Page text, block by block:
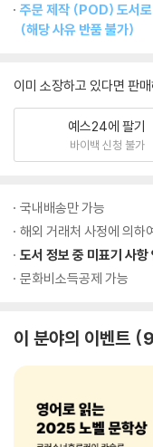
주문 제작 (POD) 도서로
(해당 사유 반품 불가)
이미 소장하고 있다면 판
예스24에 팔기
바이백 신청 불가
국내배송만 가능
해외 거래처 사정에 의하
도서 정보 중 미표기 사항
문화비소득공제 가능
이 분야의 이벤트 9